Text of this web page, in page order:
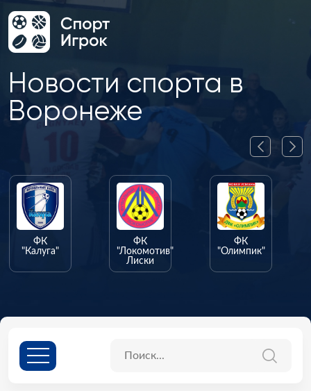
Новости спорта в
Воронеже
ФК
"Калуга"
ФК
"Локомотив"
Лиски
ФК
"Олимпик"